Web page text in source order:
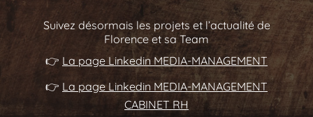
Suivez désormais les projets et l’actualité de
Florence et sa Team
👉 La page Linkedin MEDIA-MANAGEMENT
👉 La page Linkedin MEDIA-MANAGEMENT
CABINET RH